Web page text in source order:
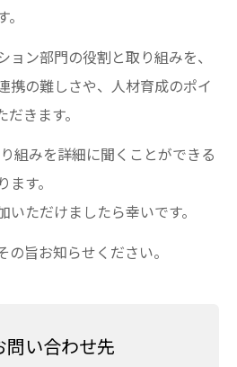
ョン部門の役割と取り組みを、
携の難しさや、人材育成のポイ
きます。
組みを詳細に聞くことができる
す。
ただけましたら幸いです。
旨お知らせください。
い合わせ先